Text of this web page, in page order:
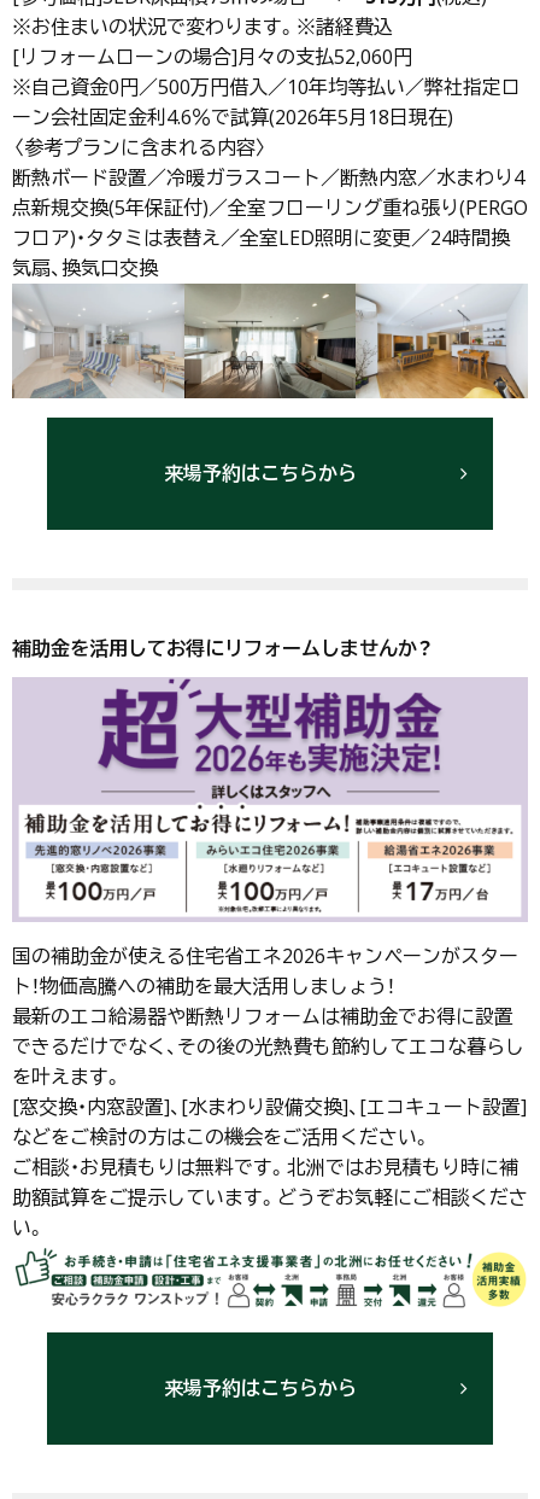
※お住まいの状況で変わります。※諸経費込
[リフォームローンの場合]月々の支払52,060円
※自己資金0円／500万円借入／10年均等払い／弊社指定ロ
ーン会社固定金利4.6％で試算(2026年5月18日現在)
〈参考プランに含まれる内容〉
断熱ボード設置／冷暖ガラスコート／断熱内窓／水まわり4
点新規交換(5年保証付)／全室フローリング重ね張り(PERGO
フロア)・タタミは表替え／全室LED照明に変更／24時間換
気扇、換気口交換
来場予約はこちらから
補助金を活用してお得にリフォームしませんか？
国の補助金が使える住宅省エネ2026キャンペーンがスター
ト！物価高騰への補助を最大活用しましょう！
最新のエコ給湯器や断熱リフォームは補助金でお得に設置
できるだけでなく、その後の光熱費も節約してエコな暮らし
を叶えます。
[窓交換・内窓設置]、[水まわり設備交換]、[エコキュート設置]
などをご検討の方はこの機会をご活用ください。
ご相談・お見積もりは無料です。北洲ではお見積もり時に補
助額試算をご提示しています。どうぞお気軽にご相談くださ
い。
来場予約はこちらから